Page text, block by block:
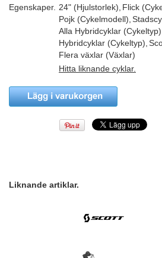
Egenskaper. 24" (Hjulstorlek) Flick
Pojk (Cykelmodell)
Alla Hybridcyklar (Cykeltyp)
Hybridcyklar (Cykeltyp)
Flera växlar (Växlar)
Hitta liknande cyklar.
Liknande artiklar.